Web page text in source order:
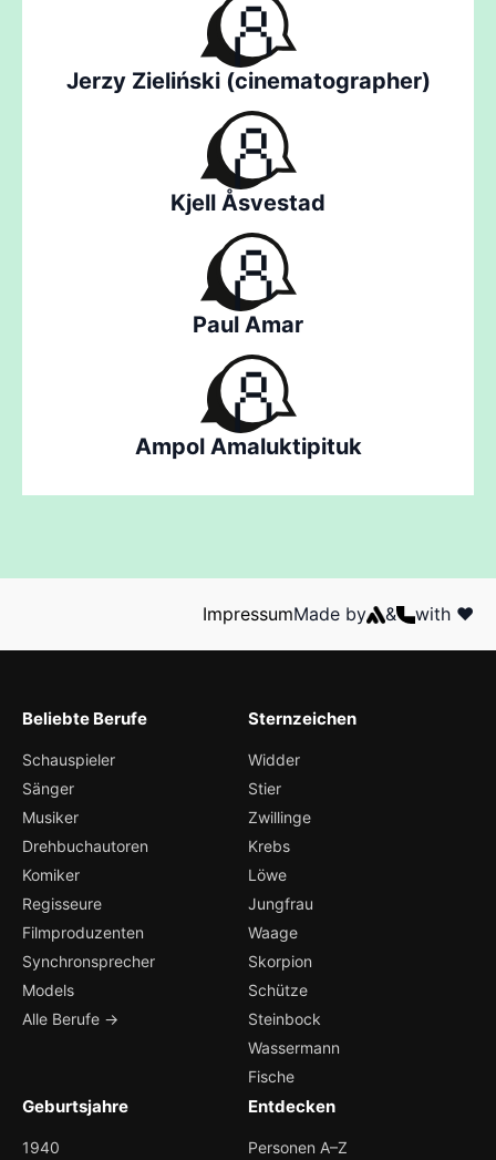
Jerzy Zieliński (cinematographer)
Kjell Åsvestad
Paul Amar
Ampol Amaluktipituk
ImpressumMade by & with ❤️
Beliebte Berufe
Schauspieler
Sänger
Musiker
Drehbuchautoren
Komiker
Regisseure
Filmproduzenten
Synchronsprecher
Models
Alle Berufe →
Sternzeichen
Widder
Stier
Zwillinge
Krebs
Löwe
Jungfrau
Waage
Skorpion
Schütze
Steinbock
Wassermann
Fische
Geburtsjahre
1940
Entdecken
Personen A–Z